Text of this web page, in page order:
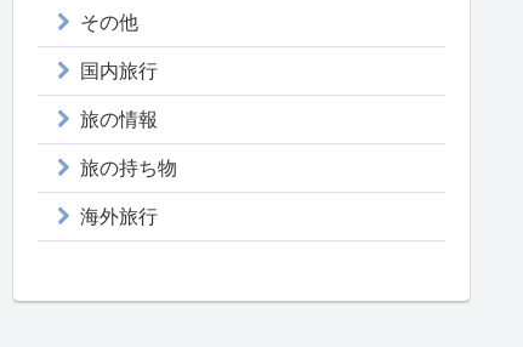
その他
国内旅行
旅の情報
旅の持ち物
海外旅行